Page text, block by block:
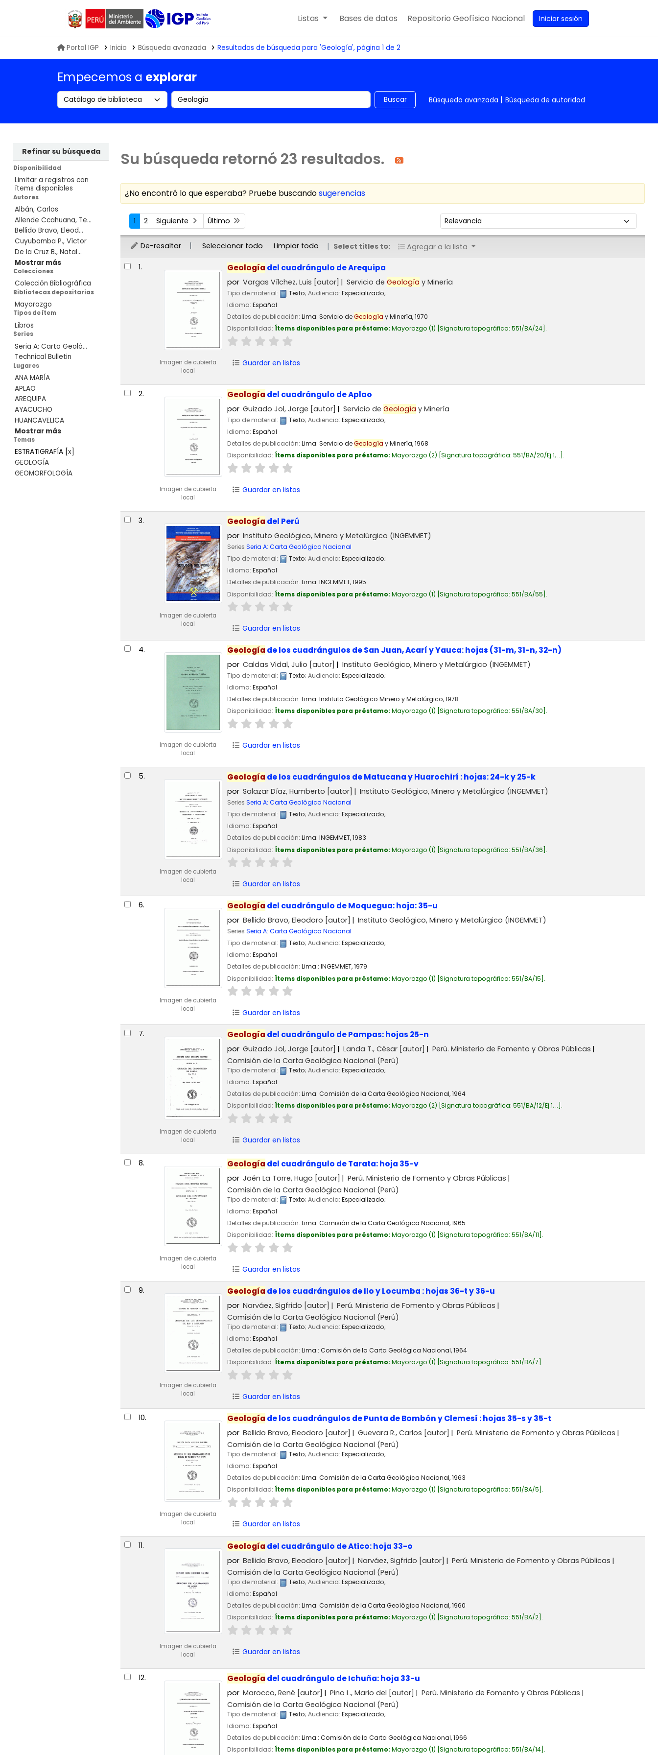
Biblioteca IGP
Listas Bases de datos Repositorio Geofísico Nacional Iniciar sesión
Portal IGP Inicio Búsqueda avanzada Resultados de búsqueda para 'Geología', página 1 de 2
Empecemos a explorar
Search the catalog by: Buscar en el catálogo por palabra clave Buscar Búsqueda avanzada Búsqueda de autoridad
Refinar su búsqueda
Disponibilidad
Limitar a registros con
ítems disponibles
Autores
Albán, Carlos
Allende Ccahuana, Te...
Bellido Bravo, Eleod...
Cuyubamba P., Víctor
De la Cruz B., Natal...
Mostrar más
Colecciones
Colección Bibliográfica
Bibliotecas depositarias
Mayorazgo
Tipos de ítem
Libros
Series
Seria A: Carta Geoló...
Technical Bulletin
Lugares
ANA MARÍA
APLAO
AREQUIPA
AYACUCHO
HUANCAVELICA
Mostrar más
Temas
ESTRATIGRAFÍA[ x]
GEOLOGÍA
GEOMORFOLOGÍA
Su búsqueda retornó 23 resultados.
¿No encontró lo que esperaba? Pruebe buscandosugerencias
Ordenar
1 2 Siguiente Último Ordenar por:
De-resaltar Seleccionar todo Limpiar todo Select titles to: Agregar a la lista
Resultados
1.
Imagen de cubierta
local
Geología del cuadrángulo de Arequipa
por Vargas Vílchez, Luis [autor] Servicio de Geología y Minería
Tipo de material: Texto; Audiencia: Especializado;
Idioma: Español
Detalles de publicación: Lima: Servicio deGeología y Minería,1970
Disponibilidad: Ítems disponibles para préstamo: Mayorazgo (1) Signatura topográfica: 551/BA/24 .
Guardar en listas
2.
Imagen de cubierta
local
Geología del cuadrángulo de Aplao
por Guizado Jol, Jorge [autor] Servicio de Geología y Minería
Tipo de material: Texto; Audiencia: Especializado;
Idioma: Español
Detalles de publicación: Lima: Servicio deGeología y Minería,1968
Disponibilidad: Ítems disponibles para préstamo: Mayorazgo (2) Signatura topográfica: 551/BA/20/Ej.1, .. .
Guardar en listas
3.
Imagen de cubierta
local
Geología del Perú
por Instituto Geológico, Minero y Metalúrgico (INGEMMET)
Series Seria A: Carta Geológica Nacional
Tipo de material:
Texto; Audiencia: Especializado;
Idioma: Español
Detalles de publicación: Lima: INGEMMET,1995
Disponibilidad: Ítems disponibles para préstamo: Mayorazgo (1) Signatura topográfica: 551/BA/55 .
Guardar en listas
4.
Imagen de cubierta
local
Geología de los cuadrángulos de San Juan, Acarí y Yauca: hojas (31-m, 31-n, 32-n)
por Caldas Vidal, Julio [autor] Instituto Geológico, Minero y Metalúrgico (INGEMMET)
Tipo de material: Texto; Audiencia: Especializado;
Idioma: Español
Detalles de publicación: Lima: Instituto Geológico Minero y Metalúrgico,1978
Disponibilidad: Ítems disponibles para préstamo: Mayorazgo (1) Signatura topográfica: 551/BA/30 .
Guardar en listas
5.
Imagen de cubierta
local
Geología de los cuadrángulos de Matucana y Huarochirí : hojas: 24-k y 25-k
por Salazar Díaz, Humberto [autor] Instituto Geológico, Minero y Metalúrgico (INGEMMET)
Series Seria A: Carta Geológica Nacional
Tipo de material:
Texto; Audiencia: Especializado;
Idioma: Español
Detalles de publicación: Lima: INGEMMET,1983
Disponibilidad: Ítems disponibles para préstamo: Mayorazgo (1) Signatura topográfica: 551/BA/36 .
Guardar en listas
6.
Imagen de cubierta
local
Geología del cuadrángulo de Moquegua: hoja: 35-u
por Bellido Bravo, Eleodoro [autor] Instituto Geológico, Minero y Metalúrgico (INGEMMET)
Series Seria A: Carta Geológica Nacional
Tipo de material:
Texto; Audiencia: Especializado;
Idioma: Español
Detalles de publicación: Lima : INGEMMET,1979
Disponibilidad: Ítems disponibles para préstamo: Mayorazgo (1) Signatura topográfica: 551/BA/15 .
Guardar en listas
7.
Imagen de cubierta
local
Geología del cuadrángulo de Pampas: hojas 25-n
por Guizado Jol, Jorge [autor] Landa T., César[autor]
Perú. Ministerio de Fomento y Obras Públicas
Comisión de la Carta Geológica Nacional (Perú)
Tipo de material: Texto; Audiencia: Especializado;
Idioma: Español
Detalles de publicación: Lima: Comisión de la Carta Geológica Nacional,1964
Disponibilidad: Ítems disponibles para préstamo: Mayorazgo (2) Signatura topográfica: 551/BA/12/Ej.1, .. .
Guardar en listas
8.
Imagen de cubierta
local
Geología del cuadrángulo de Tarata: hoja 35-v
por Jaén La Torre, Hugo [autor]
Perú. Ministerio de Fomento y Obras Públicas
Comisión de la Carta Geológica Nacional (Perú)
Tipo de material: Texto; Audiencia: Especializado;
Idioma: Español
Detalles de publicación: Lima: Comisión de la Carta Geológica Nacional,1965
Disponibilidad: Ítems disponibles para préstamo: Mayorazgo (1) Signatura topográfica: 551/BA/11 .
Guardar en listas
9.
Imagen de cubierta
local
Geología de los cuadrángulos de Ilo y Locumba : hojas 36-t y 36-u
por Narváez, Sigfrido [autor]
Perú. Ministerio de Fomento y Obras Públicas
Comisión de la Carta Geológica Nacional (Perú)
Tipo de material: Texto; Audiencia: Especializado;
Idioma: Español
Detalles de publicación: Lima : Comisión de la Carta Geológica Nacional,1964
Disponibilidad: Ítems disponibles para préstamo: Mayorazgo (1) Signatura topográfica: 551/BA/7 .
Guardar en listas
10.
Imagen de cubierta
local
Geología de los cuadrángulos de Punta de Bombón y Clemesí : hojas 35-s y 35-t
por Bellido Bravo, Eleodoro [autor] Guevara R., Carlos [autor]
Perú. Ministerio de Fomento y Obras Públicas
Comisión de la Carta Geológica Nacional (Perú)
Tipo de material: Texto; Audiencia: Especializado;
Idioma: Español
Detalles de publicación: Lima: Comisión de la Carta Geológica Nacional,1963
Disponibilidad: Ítems disponibles para préstamo: Mayorazgo (1) Signatura topográfica: 551/BA/5 .
Guardar en listas
11.
Imagen de cubierta
local
Geología del cuadrángulo de Atico: hoja 33-o
por Bellido Bravo, Eleodoro [autor] Narváez, Sigfrido [autor]
Perú. Ministerio de Fomento y Obras Públicas
Comisión de la Carta Geológica Nacional (Perú)
Tipo de material: Texto; Audiencia: Especializado;
Idioma: Español
Detalles de publicación: Lima: Comisión de la Carta Geológica Nacional,1960
Disponibilidad: Ítems disponibles para préstamo: Mayorazgo (1) Signatura topográfica: 551/BA/2 .
Guardar en listas
12. Geología del cuadrángulo de Ichuña: hoja 33-u
por Marocco, René [autor] Pino L., Mario del [autor]
Perú. Ministerio de Fomento y Obras Públicas
Comisión de la Carta Geológica Nacional (Perú)
Tipo de material: Texto; Audiencia: Especializado;
Idioma: Español
Detalles de publicación: Lima : Comisión de la Carta Geológica Nacional,1966
Disponibilidad: Ítems disponibles para préstamo: Mayorazgo (1) Signatura topográfica: 551/BA/14 .